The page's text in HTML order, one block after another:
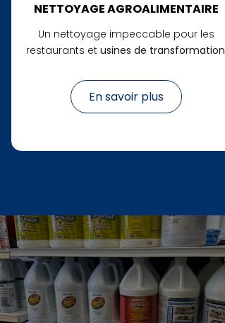
NETTOYAGE AGROALIMENTAIRE
Un nettoyage impeccable pour les
restaurants et usines de transformation
En savoir plus